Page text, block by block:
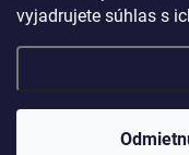
vyjadrujete súhlas s